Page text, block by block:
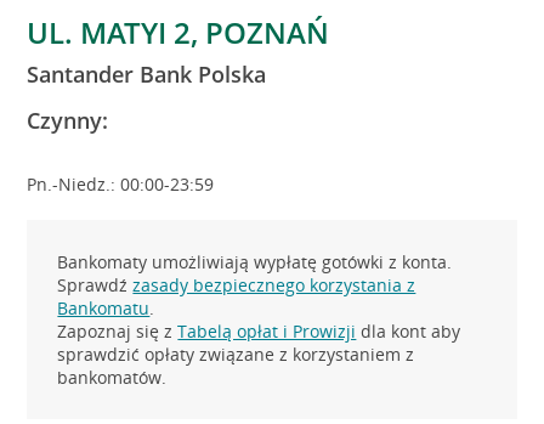
UL. MATYI 2, POZNAŃ
Santander Bank Polska
Czynny:
Pn.-Niedz.: 00:00-23:59
Bankomaty umożliwiają wypłatę gotówki z konta.
Sprawdźzasady bezpiecznego korzystania z
Bankomatu.
Zapoznaj się zTabelą opłat i Prowizji dla kont aby
sprawdzić opłaty związane z korzystaniem z
bankomatów.